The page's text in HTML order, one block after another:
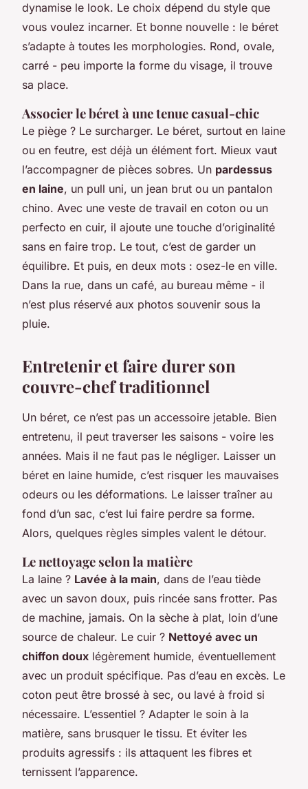
dynamise le look. Le choix dépend du style que
vous voulez incarner. Et bonne nouvelle : le béret
s’adapte à toutes les morphologies. Rond, ovale,
carré - peu importe la forme du visage, il trouve
sa place.
Associer le béret à une tenue casual-chic
Le piège ? Le surcharger. Le béret, surtout en laine
ou en feutre, est déjà un élément fort. Mieux vaut
l’accompagner de pièces sobres. Un pardessus
en laine, un pull uni, un jean brut ou un pantalon
chino. Avec une veste de travail en coton ou un
perfecto en cuir, il ajoute une touche d’originalité
sans en faire trop. Le tout, c’est de garder un
équilibre. Et puis, en deux mots : osez-le en ville.
Dans la rue, dans un café, au bureau même - il
n’est plus réservé aux photos souvenir sous la
pluie.
Entretenir et faire durer son
couvre-chef traditionnel
Un béret, ce n’est pas un accessoire jetable. Bien
entretenu, il peut traverser les saisons - voire les
années. Mais il ne faut pas le négliger. Laisser un
béret en laine humide, c’est risquer les mauvaises
odeurs ou les déformations. Le laisser traîner au
fond d’un sac, c’est lui faire perdre sa forme.
Alors, quelques règles simples valent le détour.
Le nettoyage selon la matière
La laine ? Lavée à la main, dans de l’eau tiède
avec un savon doux, puis rincée sans frotter. Pas
de machine, jamais. On la sèche à plat, loin d’une
source de chaleur. Le cuir ? Nettoyé avec un
chiffon doux légèrement humide, éventuellement
avec un produit spécifique. Pas d’eau en excès. Le
coton peut être brossé à sec, ou lavé à froid si
nécessaire. L’essentiel ? Adapter le soin à la
matière, sans brusquer le tissu. Et éviter les
produits agressifs : ils attaquent les fibres et
ternissent l’apparence.